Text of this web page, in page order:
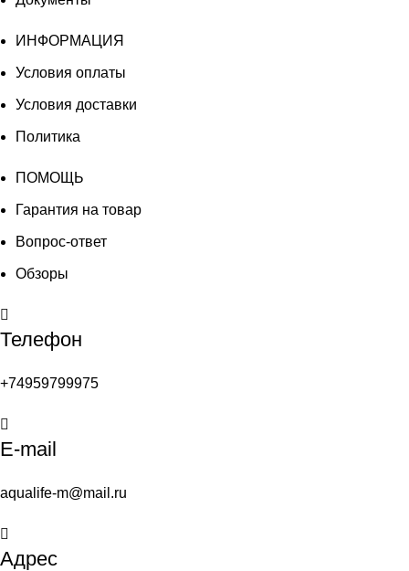
ИНФОРМАЦИЯ
Условия оплаты
Условия доставки
Политика
ПОМОЩЬ
Гарантия на товар
Вопрос-ответ
Обзоры
Телефон
+74959799975
E-mail
aqualife-m@mail.ru
Адрес